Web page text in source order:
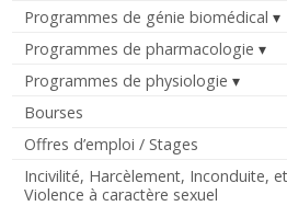
Programmes de génie biomédical
Programmes de pharmacologie
Programmes de physiologie
Bourses
Offres d’emploi / Stages
Incivilité, Harcèlement, Inconduite,
Violence à caractère sexuel